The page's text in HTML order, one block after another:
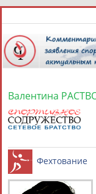
СПОРТСМЕНЫ,
Найдено: 13181
Валентина